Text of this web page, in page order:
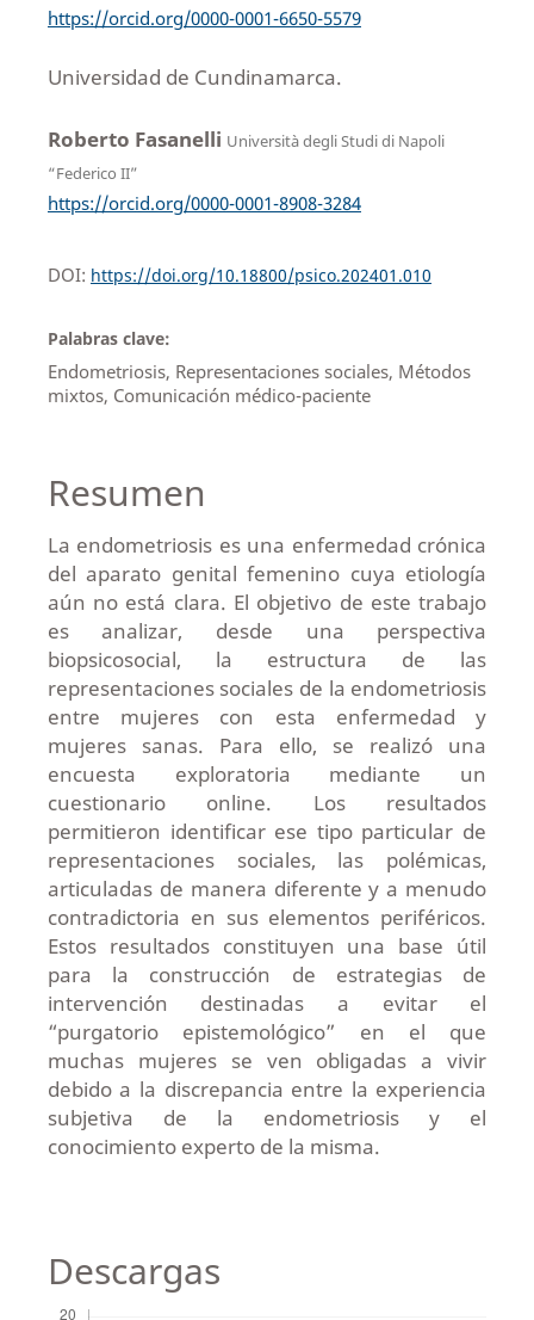
https://orcid.org/0000-0001-6650-5579
Universidad de Cundinamarca.
Roberto Fasanelli Università degli Studi di Napoli
“Federico II”
https://orcid.org/0000-0001-8908-3284
DOI: https://doi.org/10.18800/psico.202401.010
Palabras clave:
Endometriosis, Representaciones sociales, Métodos
mixtos, Comunicación médico-paciente
Resumen
La endometriosis es una enfermedad crónica
del aparato genital femenino cuya etiología
aún no está clara. El objetivo de este trabajo
es analizar, desde una perspectiva
biopsicosocial, la estructura de las
representaciones sociales de la endometriosis
entre mujeres con esta enfermedad y
mujeres sanas. Para ello, se realizó una
encuesta exploratoria mediante un
cuestionario online. Los resultados
permitieron identificar ese tipo particular de
representaciones sociales, las polémicas,
articuladas de manera diferente y a menudo
contradictoria en sus elementos periféricos.
Estos resultados constituyen una base útil
para la construcción de estrategias de
intervención destinadas a evitar el
“purgatorio epistemológico” en el que
muchas mujeres se ven obligadas a vivir
debido a la discrepancia entre la experiencia
subjetiva de la endometriosis y el
conocimiento experto de la misma.
Descargas